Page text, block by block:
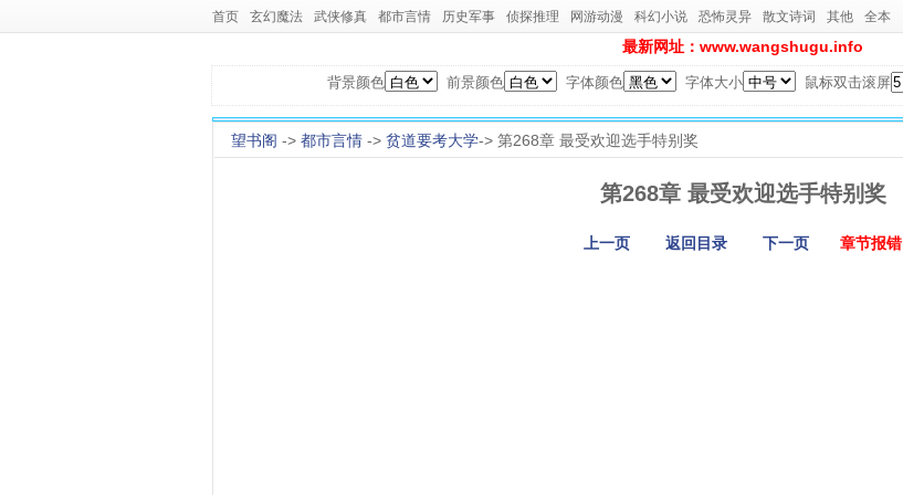
首页 玄幻魔法 武侠修真 都市言情 历史军事 侦探推理 网游动漫 科幻小说 恐怖灵异 散文诗词 其他 全本
最新网址：www.wangshugu.info
背景颜色 前景颜色 字体颜色 字体大小 鼠标双击滚屏
望书阁 -> 都市言情 -> 贫道要考大学-> 第268章 最受欢迎选手特别奖
第268章 最受欢迎选手特别奖
上一页 返回目录 下一页 章节报错